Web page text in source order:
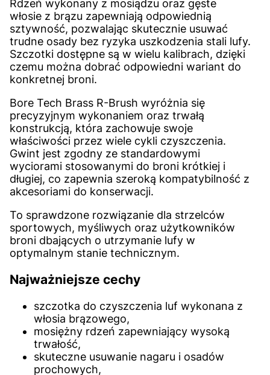
Rdzeń wykonany z mosiądzu oraz gęste
włosie z brązu zapewniają odpowiednią
sztywność, pozwalając skutecznie usuwać
trudne osady bez ryzyka uszkodzenia stali lufy.
Szczotki dostępne są w wielu kalibrach, dzięki
czemu można dobrać odpowiedni wariant do
konkretnej broni.
Bore Tech Brass R-Brush wyróżnia się
precyzyjnym wykonaniem oraz trwałą
konstrukcją, która zachowuje swoje
właściwości przez wiele cykli czyszczenia.
Gwint jest zgodny ze standardowymi
wyciorami stosowanymi do broni krótkiej i
długiej, co zapewnia szeroką kompatybilność z
akcesoriami do konserwacji.
To sprawdzone rozwiązanie dla strzelców
sportowych, myśliwych oraz użytkowników
broni dbających o utrzymanie lufy w
optymalnym stanie technicznym.
Najważniejsze cechy
szczotka do czyszczenia luf wykonana z
włosia brązowego,
mosiężny rdzeń zapewniający wysoką
trwałość,
skuteczne usuwanie nagaru i osadów
prochowych,